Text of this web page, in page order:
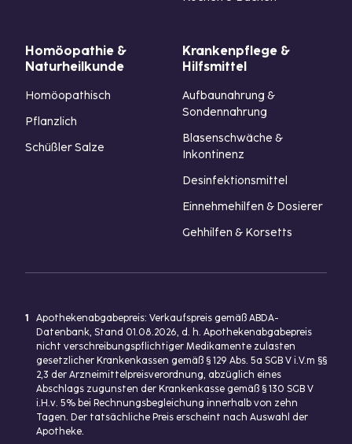
Homöopathie &
Naturheilkunde
Homöopathisch
Pflanzlich
Schüßler Salze
Krankenpflege &
Hilfsmittel
Aufbaunahrung &
Sondennahrung
Blasenschwäche &
Inkontinenz
Desinfektionsmittel
Einnehmehilfen & Dosierer
Gehhilfen & Korsetts
1
Apothekenabgabepreis: Verkaufspreis gemäß ABDA-
Datenbank, Stand 01.08.2026, d. h. Apothekenabgabepreis
nicht verschreibungspflichtiger Medikamente zulasten
gesetzlicher Krankenkassen gemäß § 129 Abs. 5a SGB V i.V.m §§
2,3 der Arzneimittelpreisverordnung, abzüglich eines
Abschlags zugunsten der Krankenkasse gemäß § 130 SGB V
i.H.v. 5% bei Rechnungsbegleichung innerhalb von zehn
Tagen. Der tatsächliche Preis erscheint nach Auswahl der
Apotheke.